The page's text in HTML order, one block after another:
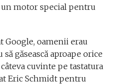
un motor special pentru
Google, oamenii erau
găsească aproape orice
cuvinte pe tastatura
Eric Schmidt pentru